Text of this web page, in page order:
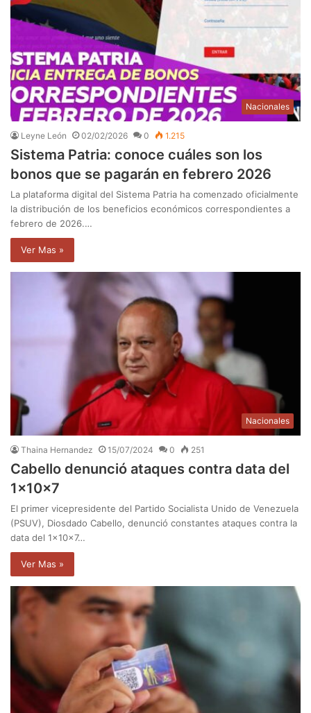
Nacionales
Leyne León 02/02/2026 0 1.215
Sistema Patria: conoce cuáles son los
bonos que se pagarán en febrero 2026
La plataforma digital del Sistema Patria ha comenzado oficialmente
la distribución de los beneficios económicos correspondientes a
febrero de 2026.…
Ver Mas »
Nacionales
Thaina Hernandez 15/07/2024 0 251
Cabello denunció ataques contra data del
1x10x7
El primer vicepresidente del Partido Socialista Unido de Venezuela
(PSUV), Diosdado Cabello, denunció constantes ataques contra la
data del 1x10x7…
Ver Mas »